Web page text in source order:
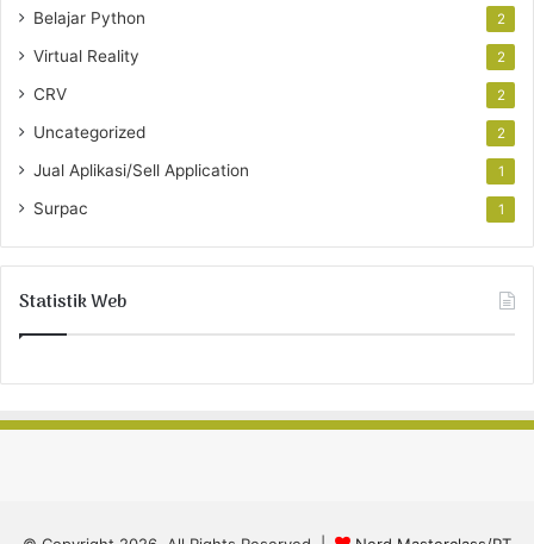
Belajar Python 2
Virtual Reality 2
CRV 2
Uncategorized 2
Jual Aplikasi/Sell Application 1
Surpac 1
Statistik Web